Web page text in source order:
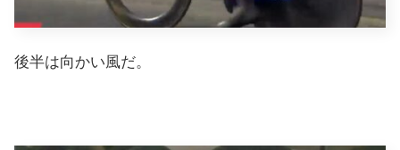
後半は向かい風だ。